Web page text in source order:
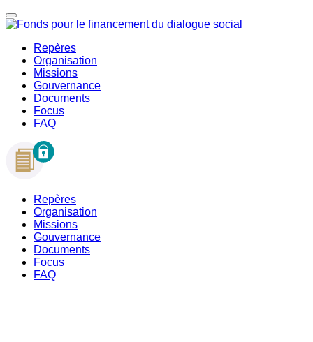
Repères
Organisation
Missions
Gouvernance
Documents
Focus
FAQ
Repères
Organisation
Missions
Gouvernance
Documents
Focus
FAQ